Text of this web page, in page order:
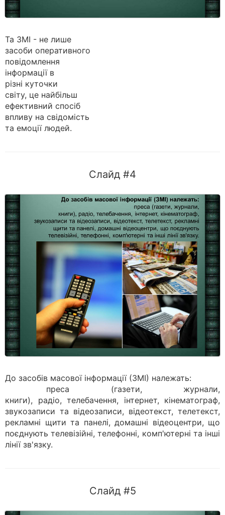
Та ЗМІ - не лише
засоби оперативного
повідомлення
інформації в
різні куточки
світу, це найбільш
ефективний спосіб
впливу на свідомість
та емоції людей.
Слайд #4
До засобів масової інформації (ЗМІ) належать:
преса (газети, журнали,
книги), радіо, телебачення, інтернет, кінематограф,
звукозаписи та відеозаписи, відеотекст, телетекст,
рекламні щити та панелі, домашні відеоцентри, що
поєднують телевізійні, телефонні, комп'ютерні та інші
лінії зв'язку.
Слайд #5